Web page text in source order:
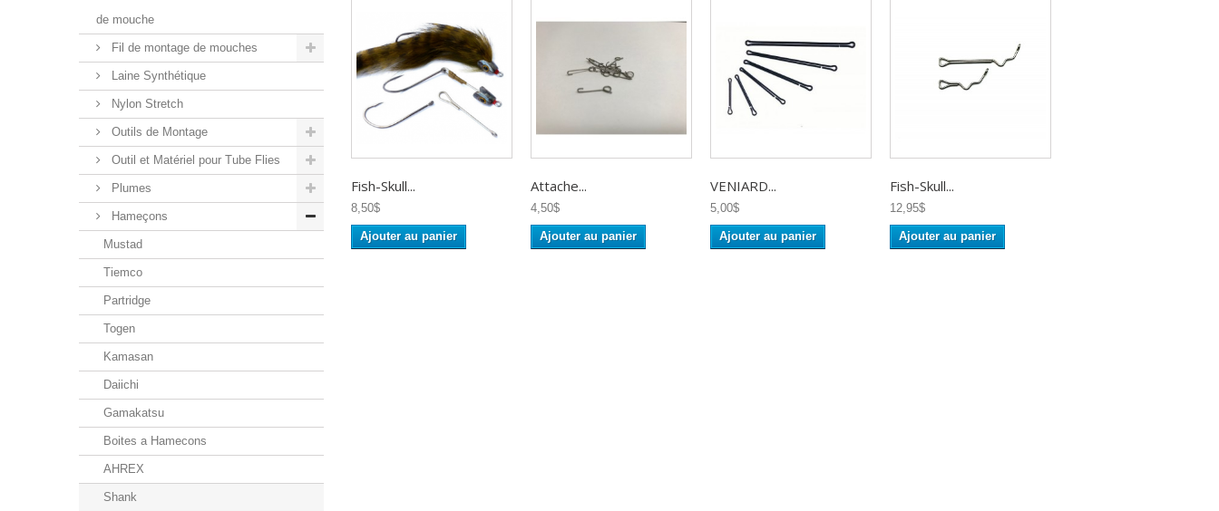
de mouche
Fil de montage de mouches
Laine Synthétique
Nylon Stretch
Outils de Montage
Outil et Matériel pour Tube Flies
Plumes
Hameçons
Mustad
Tiemco
Partridge
Togen
Kamasan
Daiichi
Gamakatsu
Boites a Hamecons
AHREX
Shank
Fish-Skull...
8,50$
Ajouter au panier
Attache...
4,50$
Ajouter au panier
VENIARD...
5,00$
Ajouter au panier
Fish-Skull...
12,95$
Ajouter au panier